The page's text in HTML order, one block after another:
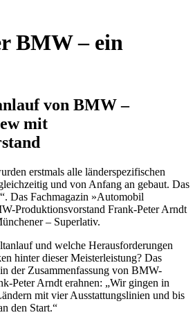
BMW – ein
von BMW –
mit
erstmals alle länderspezifischen
und von Anfang an gebaut. Das
Das Fachmagazin »Automobil
Produktionsvorstand Frank-Peter Arndt
– Superlativ.
und welche Herausforderungen
hinter dieser Meisterleistung? Das
der Zusammenfassung von BMW-
Peter Arndt erahnen: „Wir gingen in
mit vier Ausstattungslinien und bis
den Start.“